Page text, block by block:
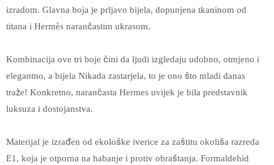
izradom. Glavna boja je prljavo bijela, dopunjena tkaninom od
titana i Hermès narančastim ukrasom.
Kombinacija ove tri boje čini da ljudi izgledaju udobno, otmjeno i
elegantno, a bijela Nikada zastarjela, to je ono što mladi danas
traže! Konkretno, narančasta Hermes uvijek je bila predstavnik
luksuza i dostojanstva.
Materijal je izrađen od ekološke iverice za zaštitu okoliša razreda
E1, koja je otporna na habanje i protiv obraštanja. Formaldehid